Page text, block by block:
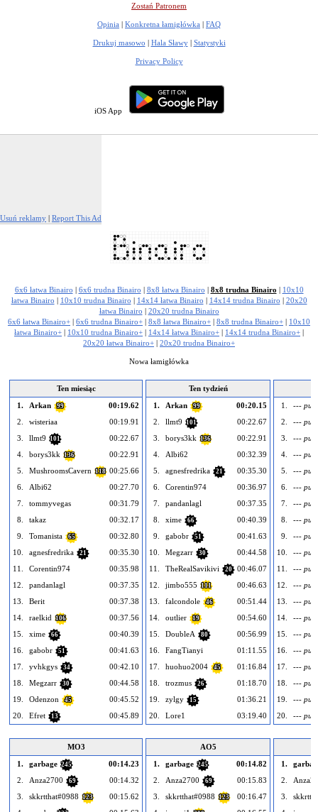
Zostań Patronem
Opinia | Konkretna łamigłówka | FAQ
Drukuj masowo | Hala Sławy| Statystyki
Privacy Policy
iOS App
Usuń reklamy | Report This Ad
6x6 łatwa Binairo | 6x6 trudna Binairo | 8x8 łatwa Binairo | 8x8 trudna Binairo | 10x10
łatwa Binairo | 10x10 trudna Binairo | 14x14 łatwa Binairo | 14x14 trudna Binairo | 20x20
łatwa Binairo | 20x20 trudna Binairo
6x6 łatwa Binairo+ | 6x6 trudna Binairo+ | 8x8 łatwa Binairo+ | 8x8 trudna Binairo+ | 10x10
łatwa Binairo+ | 10x10 trudna Binairo+ | 14x14 łatwa Binairo+ | 14x14 trudna Binairo+ |
20x20 łatwa Binairo+ | 20x20 trudna Binairo+
Nowa łamigłówka
Ten miesiąc
1.
Arkan 99
00:19.62
2.
wisteriaa
00:19.91
3.
llmt9 101
00:22.67
4.
borys3kk 136
00:22.91
5.
MushroomsCavern 118 00:25.66
6.
Albi62
00:27.70
7.
tommyvegas
00:31.79
8.
takaz
00:32.17
9.
Tomanista 65
00:32.80
10.
agnesfredrika 21
00:35.30
11.
Corentin974
00:35.98
12.
pandanlagl
00:37.35
13.
Berit
00:37.38
14.
raelkid 106
00:37.56
15.
xime 66
00:40.39
16.
gabobr 51
00:41.63
17.
yvhkgys 34
00:42.10
18.
Megzarr 30
00:44.58
19.
Odenzon 45
00:45.52
20.
Efret 13 00:45.89
Ten tydzień
1.
Arkan 99
00:20.15
2.
llmt9 101
00:22.67
3.
borys3kk 136
00:22.91
4.
Albi62
00:32.39
5.
agnesfredrika 21
00:35.30
6.
Corentin974
00:36.97
7.
pandanlagl
00:37.35
8.
xime 66
00:40.39
9.
gabobr 51
00:41.63
10.
Megzarr 30
00:44.58
11.
TheRealSavikivi 20
00:46.07
12.
jimbo555 111
00:46.63
13.
falcondole 46
00:51.44
14.
outlier 19
00:54.60
15.
DoubleA 80
00:56.99
16.
FangTianyi
01:11.55
17.
huohuo2004 45
01:16.84
18.
trozmus 26
01:18.70
19.
zylgy 15
01:36.21
20.
Lore1 03:19.40
1.
---
2.
---
3.
---
4.
---
5.
---
6.
---
7.
---
8.
---
9.
---
10.
---
11.
---
12.
---
13.
---
14.
---
15.
---
16.
---
17.
---
18.
---
19.
---
20.
---
MO3
1.
garbage 245
00:14.23
2.
Anza2700 69
00:14.32
3.
skkrtthat#0988 123
00:15.62
AO5
1.
garbage 245
00:14.82
2.
Anza2700 69
00:15.83
3.
skkrtthat#0988 123
00:16.47
1.
2.
3.